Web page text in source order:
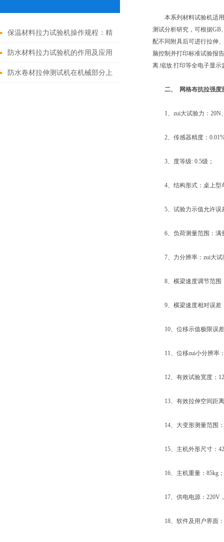
保温材料拉力试验机操作规程：精
准测试的“黄金法则”
防水材料拉力试验机的作用及应用
防水卷材拉伸测试机在机械部分上
本系列材料试验机适用
测试分析研究，可根据GB
配不同附具后可进行拉伸
脑控制并打印标准试验报
离.缩放.打印等全电子显示
二、 网格布抗拉强度
1、zui大试验力：20N
2、传感器精度：
3、度等级: 0.5级；
4、结构形式：桌上型
5、试验力示值允许误
6、负荷测量范围：满
7、力分辨率：zui大试
8、横梁速度调节范围：
9、横梁速度相对误差
10、位移示值极限误差
11、位移zui小分辨率：
12、有效试验宽度：
13、有效拉伸空间距离
14、大变形测量范围：
15、主机外形尺寸：
16、主机重量：85kg；
17、供电电源：220V
18、软件及用户界面：